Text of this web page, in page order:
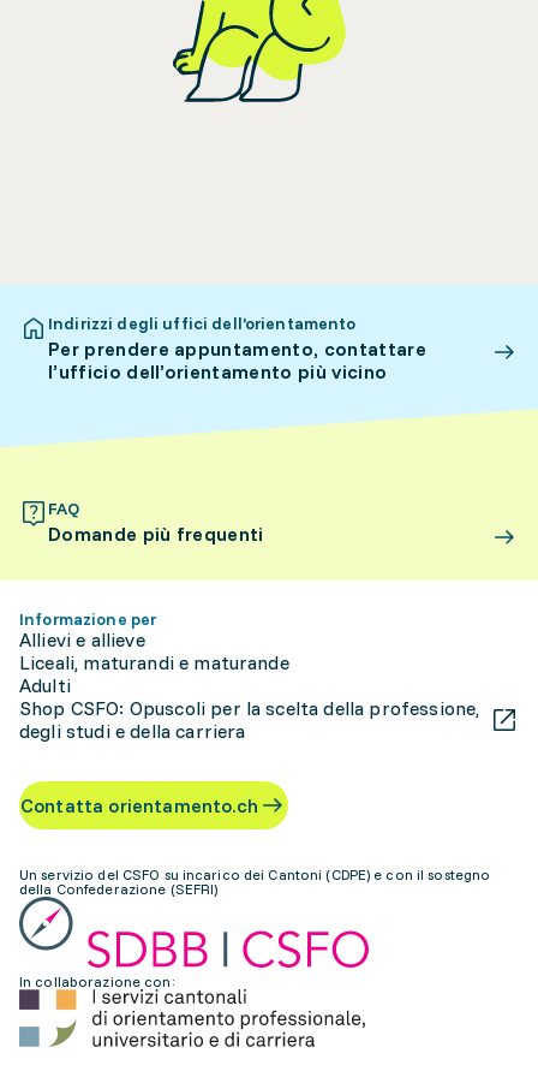
Indirizzi degli uffici dell’orientamento
Per prendere appuntamento, contattare
l’ufficio dell’orientamento più vicino
FAQ
Domande più frequenti
Informazione per
Allievi e allieve
Liceali, maturandi e maturande
Adulti
Shop CSFO: Opuscoli per la scelta della professione,
degli studi e della carriera
Contatta orientamento.ch
Un servizio del CSFO su incarico dei Cantoni (CDPE) e con il sostegno
della Confederazione (SEFRI)
In collaborazione con: